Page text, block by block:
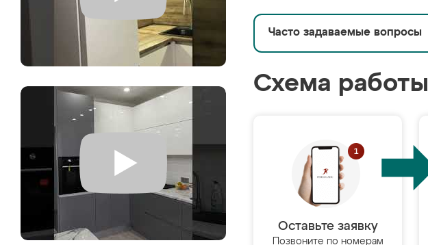
Часто задаваемые вопросы
Схема работы
Оставьте заявку
Позвоните по номерам